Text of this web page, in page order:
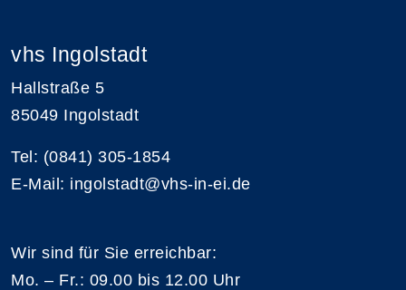
vhs Ingolstadt
Hallstraße 5
85049 Ingolstadt
Tel: (0841) 305-1854
E-Mail: ingolstadt@vhs-in-ei.de
Wir sind für Sie erreichbar:
Mo. – Fr.: 09.00 bis 12.00 Uhr